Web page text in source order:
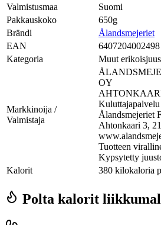
Valmistusmaa
Suomi
Pakkauskoko
650g
Brändi
Ålandsmejeriet
EAN
6407204002498
Kategoria
Muut
Markkinoija /
Valmistaja
OY
Kuluttajapalvelu
Ålandsmejeriet
Ahtonkaari 3,
Tuotteen
Kypsytetty
Kalorit
380 kilokaloria
Polta kalorit